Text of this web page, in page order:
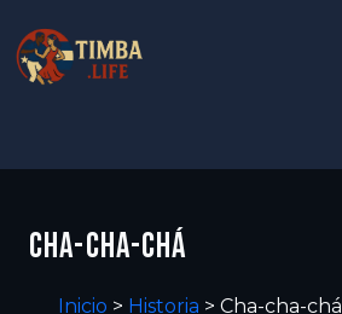
CHA-CHA-CHÁ
Inicio > Historia > Cha-cha-chá